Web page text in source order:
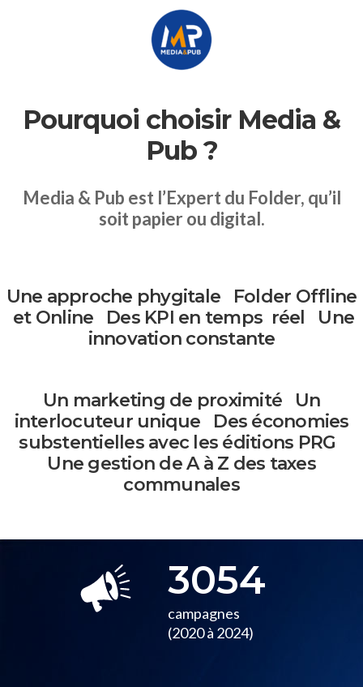
Pourquoi choisir Media &
Pub ?
Media & Pub est l’Expert du Folder, qu’il
soit papier ou digital.
Une approche phygitale
Folder Offline
et Online
Des KPI en temps réel
Une
innovation constante
Un marketing de proximité
Un
interlocuteur unique
Des économies
substentielles avec les éditions PRG
Une gestion de A à Z des taxes
communales
3054
campagnes
(2020 à 2024)